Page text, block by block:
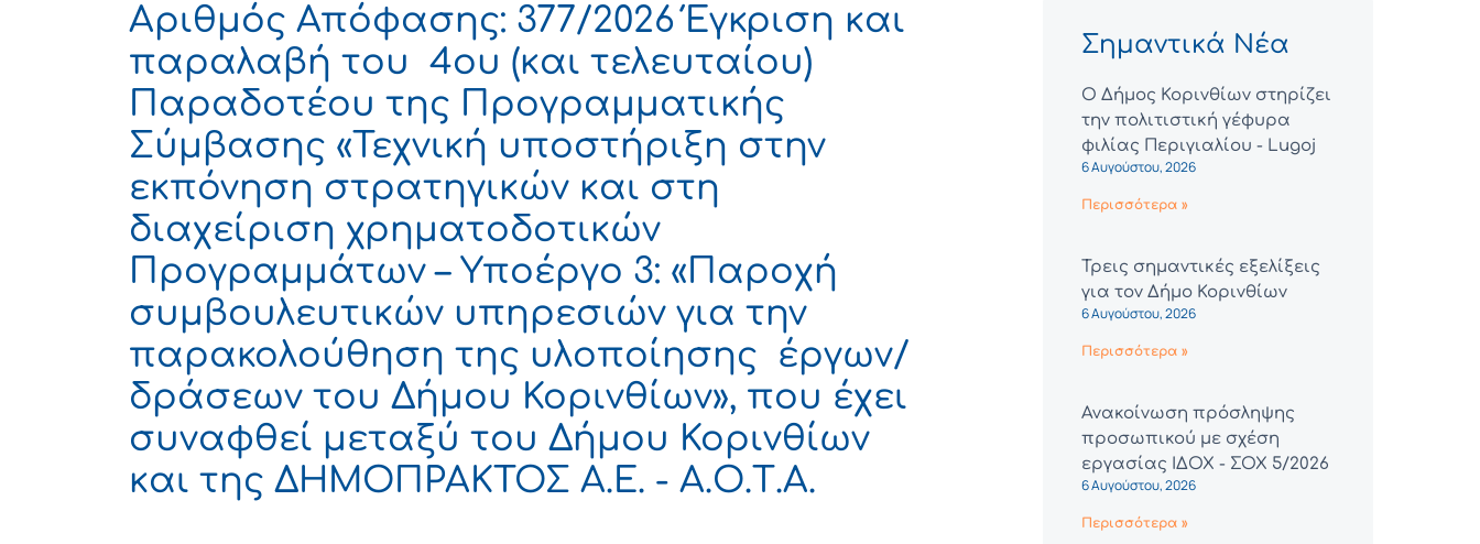
Αριθμός Απόφασης: 377/2026 Έγκριση και
παραλαβή του 4ου (και τελευταίου)
Παραδοτέου της Προγραμματικής
Σύμβασης «Τεχνική υποστήριξη στην
εκπόνηση στρατηγικών και στη
διαχείριση χρηματοδοτικών
Προγραμμάτων – Υποέργο 3: «Παροχή
συμβουλευτικών υπηρεσιών για την
παρακολούθηση της υλοποίησης έργων/
δράσεων του Δήμου Κορινθίων», που έχει
συναφθεί μεταξύ του Δήμου Κορινθίων
και της ΔΗΜΟΠΡΑΚΤΟΣ Α.Ε. - Α.Ο.Τ.Α.
Σημαντικά Νέα
Ο Δήμος Κορινθίων στηρίζει
την πολιτιστική γέφυρα
φιλίας Περιγιαλίου - Lugoj
6 Αυγούστου, 2026
Περισσότερα »
Τρεις σημαντικές εξελίξεις
για τον Δήμο Κορινθίων
6 Αυγούστου, 2026
Περισσότερα »
Ανακοίνωση πρόσληψης
προσωπικού με σχέση
εργασίας ΙΔΟΧ - ΣΟΧ 5/2026
6 Αυγούστου, 2026
Περισσότερα »